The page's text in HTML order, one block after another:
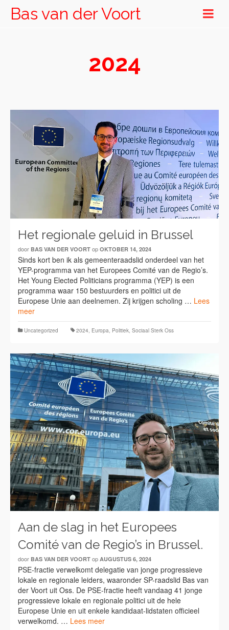
Bas van der Voort
2024
Het regionale geluid in Brussel
door BAS VAN DER VOORT op OKTOBER 14, 2024
Sinds kort ben ik als gemeenteraadslid onderdeel van het
YEP-programma van het Europees Comité van de Regio’s.
Het Young Elected Politicians programma (YEP) is een
programma waar 150 bestuurders en politici uit de
Europese Unie aan deelnemen. Zij krijgen scholing … Lees
meer
Uncategorized 2024, Europa, Politiek, Sociaal Sterk Oss
Aan de slag in het Europees
Comité van de Regio’s in Brussel.
door BAS VAN DER VOORT op AUGUSTUS 6, 2024
PSE-fractie verwelkomt delegatie van jonge progressieve
lokale en regionale leiders, waaronder SP-raadslid Bas van
der Voort uit Oss. De PSE-fractie heeft vandaag 41 jonge
progressieve lokale en regionale politici uit de hele
Europese Unie en uit enkele kandidaat-lidstaten officieel
verwelkomd. … Lees meer